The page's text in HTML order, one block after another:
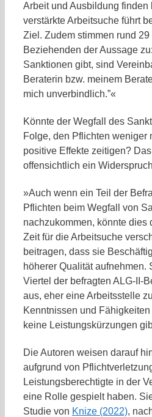
Arbeit und Ausbildung
verstärkte Arbeitsuche führt
Ziel. Zudem stimmen rund 29
Beziehenden der Aussage
Sanktionen gibt, sind
Beraterin bzw. meinem
mich unverbindlich.”«
Könnte der Wegfall des
Folge, den Pflichten weniger
positive Effekte zeitigen?
offensichtlich ein
»Auch wenn ein Teil der
Pflichten beim Wegfall von
nachzukommen, könnte dies
Zeit für die Arbeitsuche
beitragen, dass sie
höherer Qualität aufnehmen.
Viertel der befragten ALG-II-
aus, eher eine Arbeitsstelle
Kenntnissen und
keine Leistungskürzungen
Die Autoren weisen darauf
aufgrund von
Leistungsberechtigte in der
eine Rolle gespielt haben.
Studie von Knize (2022),